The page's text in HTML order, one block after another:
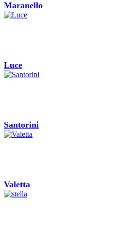
Maranello
Luce
Santorini
Valetta